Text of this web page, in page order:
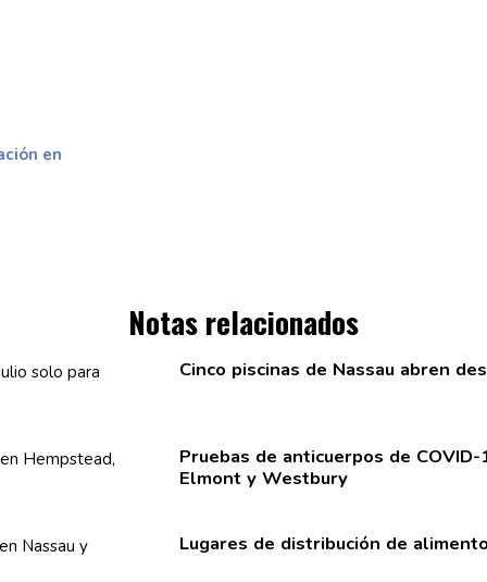
en
Notas relacionados
Cinco piscinas de Nassau abren
Pruebas de anticuerpos de
Elmont y Westbury
Lugares de distribución de